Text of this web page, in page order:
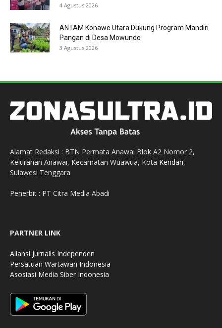
4 Agustus 2026
ANTAM Konawe Utara Dukung Program Mandiri
Pangan di Desa Mowundo
3 Agustus 2026
Alamat Redaksi : BTN Permata Anawai Blok A2 Nomor 2,
Kelurahan Anawai, Kecamatan Wuawua, Kota Kendari,
Sulawesi Tenggara
Penerbit : PT Citra Media Abadi
PARTNER LINK
Aliansi Jurnalis Independen
Persatuan Wartawan Indonesia
Asosiasi Media Siber Indonesia